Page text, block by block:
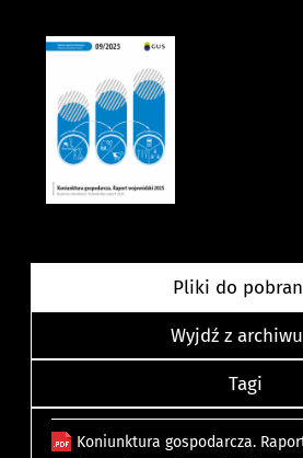
Pliki do
Wyjdź z
Tagi
Koniunktura gospodarcza.